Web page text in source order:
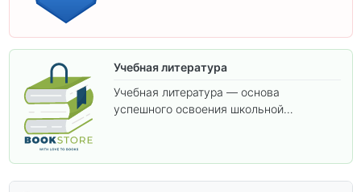
Учебная литература
Учебная литература — основа
успешного освоения школьной